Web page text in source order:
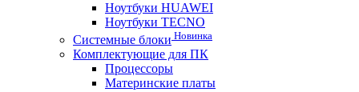
Ноутбуки HUAWEI
Ноутбуки TECNO
Системные блоки Новинка
Комплектующие для ПК
Процессоры
Материнские платы